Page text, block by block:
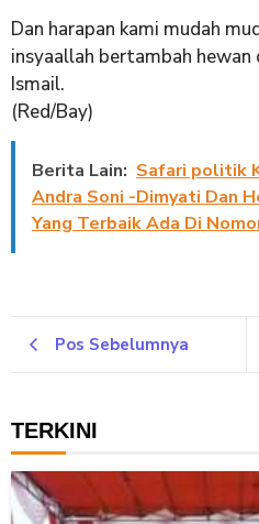
Dan harapan kami mudah
insyaallah bertambah hewan
Ismail.
(Red/Bay)
Berita Lain: Safari politik
Andra Soni -Dimyati Dan
Yang Terbaik Ada Di
Pos Sebelumnya
TERKINI